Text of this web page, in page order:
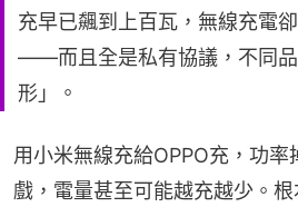
充早已飆到上百瓦，無線充電
——而且全是私有協議，不同
形」。
用小米無線充給OPPO充，功
戲，電量甚至可能越充越少。